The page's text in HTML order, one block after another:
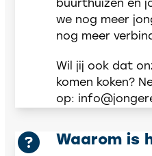
buurthuizen en
we nog meer
nog meer
Wil jij ook dat
komen koken?
op:
Waarom is